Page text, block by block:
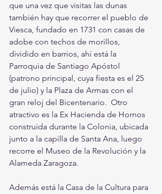
que una vez que visitas las dunas
también hay que recorrer el pueblo de
Viesca, fundado en 1731 con casas de
adobe con techos de morillos,
dividido en barrios, ahí está la
Parroquia de Santiago Apóstol
(patrono principal, cuya fiesta es el 25
de julio) y la Plaza de Armas con el
gran reloj del Bicentenario.  Otro
atractivo es la Ex Hacienda de Hornos
construida durante la Colonia, ubicada
junto a la capilla de Santa Ana, luego
recorre el Museo de la Revolución y la
Alameda Zaragoza.
Además está la Casa de la Cultura para